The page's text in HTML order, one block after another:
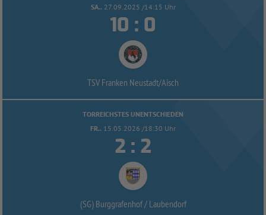
SA.. 27.09.2025 /14:15 Uhr
 : 
TSV Franken Neustadt/Aisch
TORREICHSTES UNENTSCHIEDEN
FR.. 15.05.2026 /18:30 Uhr
 : 
(SG) Burggrafenhof /Laubendorf